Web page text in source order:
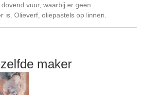
vuur, waarbij er geen
is. Olieverf, oliepastels op linnen.
maker